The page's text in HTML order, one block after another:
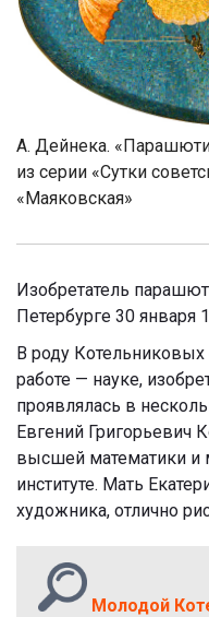
А. Дейнека.
из серии «Сутки
«Маяковская»
Изобретатель
Петербурге 30 января
В роду Котельниковых
работе — науке,
проявлялась в
Евгений Григорьевич
высшей математики и
институте. Мать
художника, отлично
Молодой